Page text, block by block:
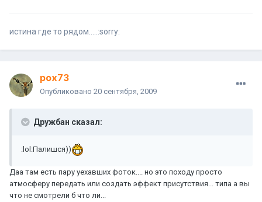
истина где то рядом.....:sorry:
pox73
Опубликовано 20 сентября, 2009
Дружбан сказал:
:lol:Палишся))
Даа там есть пару уехавших фоток.... но это походу просто
атмосферу передать или создать эффект присутствия... типа а вы
что не смотрели б что ли...